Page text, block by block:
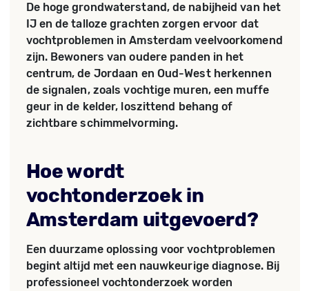
De hoge grondwaterstand, de nabijheid van het
IJ en de talloze grachten zorgen ervoor dat
vochtproblemen in Amsterdam veelvoorkomend
zijn. Bewoners van oudere panden in het
centrum, de Jordaan en Oud-West herkennen
de signalen, zoals vochtige muren, een muffe
geur in de kelder, loszittend behang of
zichtbare schimmelvorming.
Hoe wordt
vochtonderzoek in
Amsterdam uitgevoerd?
Een duurzame oplossing voor vochtproblemen
begint altijd met een nauwkeurige diagnose. Bij
professioneel vochtonderzoek worden